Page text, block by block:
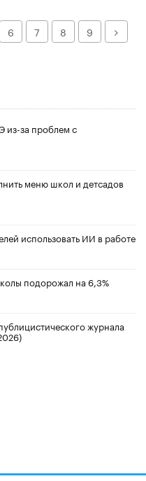
6 7 8 9 Далее
из-за проблем с
меню школ и детсадов
использовать ИИ в работе
подорожал на 6,3%
журнала